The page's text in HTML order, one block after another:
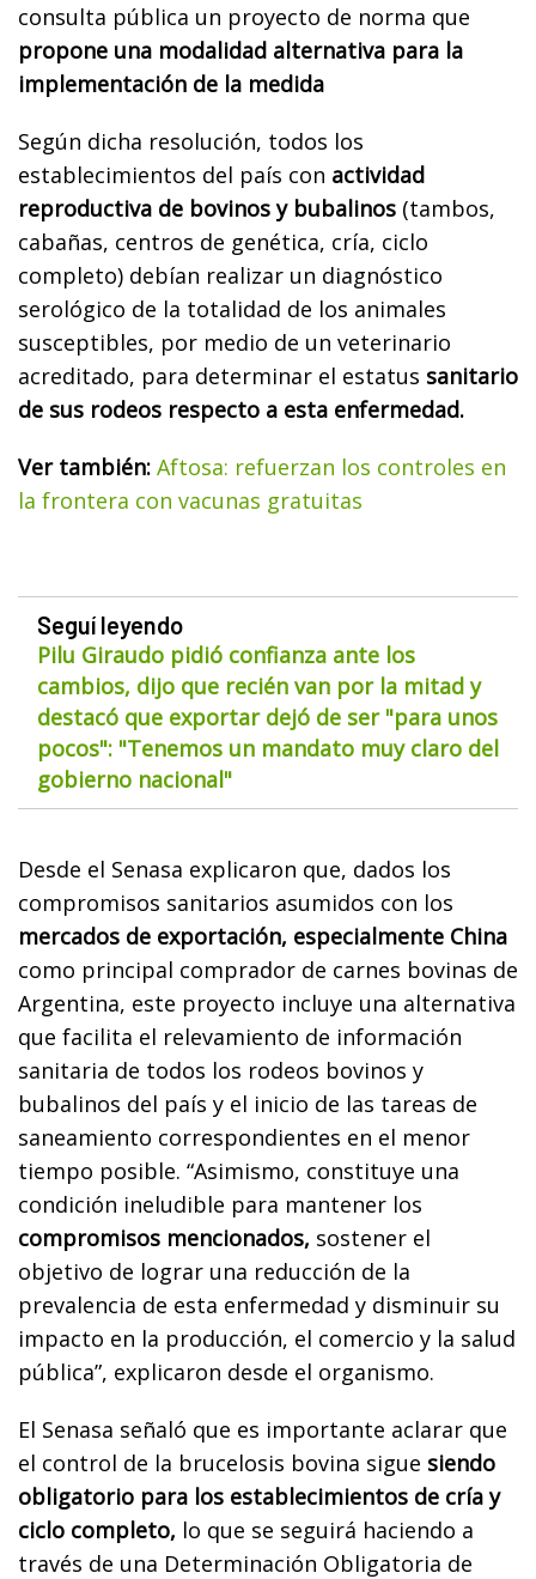
consulta pública un proyecto de norma que
propone una modalidad alternativa para la
implementación de la medida
Según dicha resolución, todos los
establecimientos del país con actividad
reproductiva de bovinos y bubalinos (tambos,
cabañas, centros de genética, cría, ciclo
completo) debían realizar un diagnóstico
serológico de la totalidad de los animales
susceptibles, por medio de un veterinario
acreditado, para determinar el estatus sanitario
de sus rodeos respecto a esta enfermedad.
Ver también: Aftosa: refuerzan los controles en
la frontera con vacunas gratuitas
Seguí leyendo
Pilu Giraudo pidió confianza ante los
cambios, dijo que recién van por la mitad y
destacó que exportar dejó de ser "para unos
pocos": "Tenemos un mandato muy claro del
gobierno nacional"
Desde el Senasa explicaron que, dados los
compromisos sanitarios asumidos con los
mercados de exportación, especialmente China
como principal comprador de carnes bovinas de
Argentina, este proyecto incluye una alternativa
que facilita el relevamiento de información
sanitaria de todos los rodeos bovinos y
bubalinos del país y el inicio de las tareas de
saneamiento correspondientes en el menor
tiempo posible. “Asimismo, constituye una
condición ineludible para mantener los
compromisos mencionados, sostener el
objetivo de lograr una reducción de la
prevalencia de esta enfermedad y disminuir su
impacto en la producción, el comercio y la salud
pública”, explicaron desde el organismo.
El Senasa señaló que es importante aclarar que
el control de la brucelosis bovina sigue siendo
obligatorio para los establecimientos de cría y
ciclo completo, lo que se seguirá haciendo a
través de una Determinación Obligatoria de